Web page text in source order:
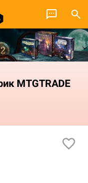
MTGTRADE